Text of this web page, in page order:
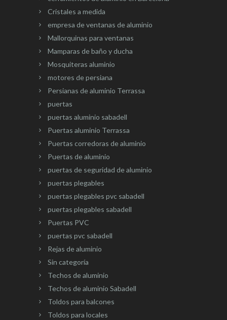
Cristales a medida
empresa de ventanas de aluminio
Mallorquinas para ventanas
Mamparas de baño y ducha
Mosquiteras aluminio
motores de persiana
Persianas de aluminio Terrassa
puertas
puertas aluminio sabadell
Puertas aluminio Terrassa
Puertas corredoras de aluminio
Puertas de aluminio
puertas de seguridad de aluminio
puertas plegables
puertas plegables pvc sabadell
puertas plegables sabadell
Puertas PVC
puertas pvc sabadell
Rejas de aluminio
Sin categoría
Techos de aluminio
Techos de aluminio Sabadell
Toldos para balcones
Toldos para locales